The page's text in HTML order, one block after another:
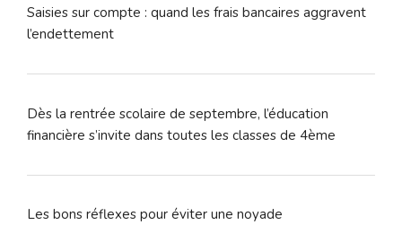
Saisies sur compte : quand les frais bancaires aggravent
l’endettement
Dès la rentrée scolaire de septembre, l’éducation
financière s’invite dans toutes les classes de 4ème
Les bons réflexes pour éviter une noyade